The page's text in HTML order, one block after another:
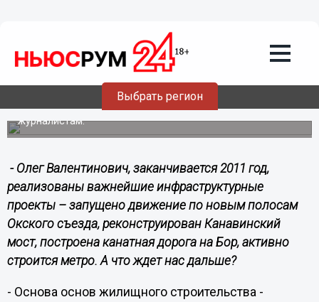
Выбрать регион
На последнем в этом году заседании законодательного
собрания Нижегородской области впервые выступил
глава Нижнего Новгорода. Олег Сорокин представил
программу развития города. Депутаты слушали очень
внимательно и приняли доклад к сведению. Позже Олег
Сорокин основные пункты программы развития изложил
журналистам.
- Олег Валентинович, заканчивается 2011 год,
реализованы важнейшие инфраструктурные
проекты – запущено движение по новым полосам
Окского съезда, реконструирован Канавинский
мост, построена канатная дорога на Бор, активно
строится метро.А что ждет нас дальше?
- Основа основ жилищного строительства -